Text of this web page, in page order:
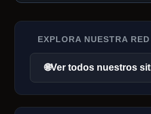
EXPLORA NUESTRA
🌐Ver todos nuestros